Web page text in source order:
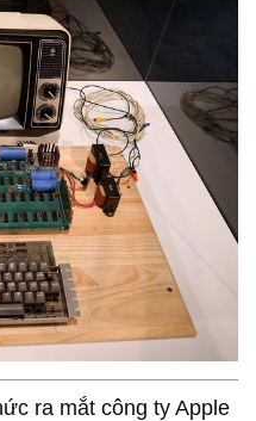
ra mắt công ty Apple